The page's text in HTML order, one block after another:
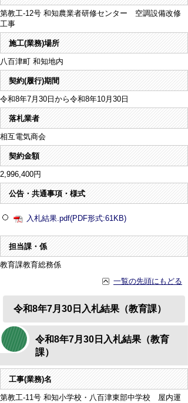
第教工-12号 和知農業者研修センター 空調設備改修
工事
施工(業務)場所
八百津町 和知地内
契約(履行)期間
令和8年7月30日から令和8年10月30日
落札業者
相互電気商会
契約金額
2,996,400円
公告・共通事項・様式
入札結果.pdf(PDF形式:61KB)
担当課・係
教育課教育総務係
一覧の先頭にもどる
令和8年7月30日入札結果（教育課）
令和8年7月30日入札結果（教育
課）
工事(業務)名
第教工-11号 和知小学校・八百津東部中学校 屋内運